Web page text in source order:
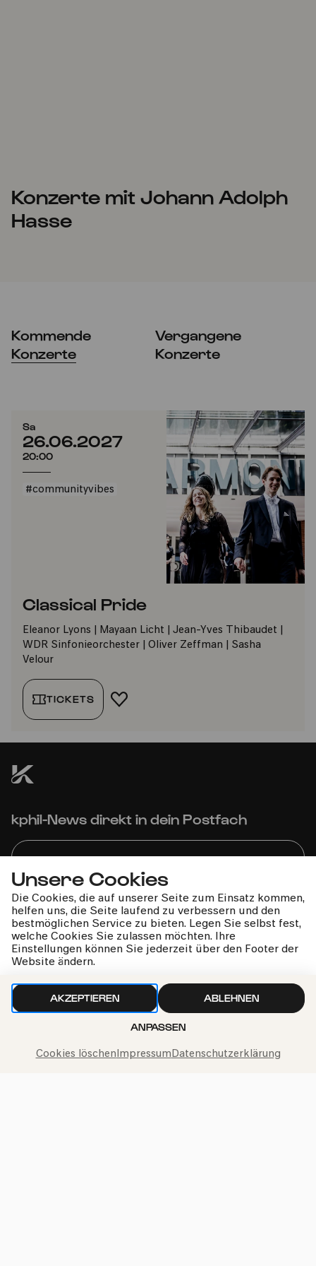
Unsere Cookies
Die Cookies, die auf unserer Seite zum Einsatz kommen,
helfen uns, die Seite laufend zu verbessern und den
bestmöglichen Service zu bieten. Legen Sie selbst fest,
welche Cookies Sie zulassen möchten. Ihre
Einstellungen können Sie jederzeit über den Footer der
Website ändern.
AKZEPTIEREN ABLEHNEN
ANPASSEN
Cookies löschenImpressumDatenschutzerklärung
Konzerte mit Johann Adolph
Hasse
Kommende
Konzerte
Vergangene
Konzerte
Sa
26.06.2027
20:00
#communityvibes
Classical Pride
Eleanor Lyons | Mayaan Licht | Jean-Yves Thibaudet |
WDR Sinfonieorchester | Oliver Zeffman | Sasha
Velour
TICKETS FAVORIT HINZUFÜGEN
kphil-News direkt in dein Postfach
Wir gehen sorgfältig mit deinen Daten um. Mehr dazu in
unserenDatenschutzbestimmungen